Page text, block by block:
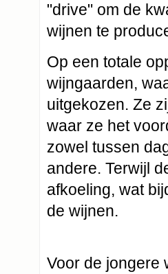
"drive" om de
wijnen te
Op een totale
wijngaarden,
uitgekozen. Ze
waar ze het
zowel tussen
andere. Terwijl
afkoeling, wat
de wijnen.
Voor de jongere